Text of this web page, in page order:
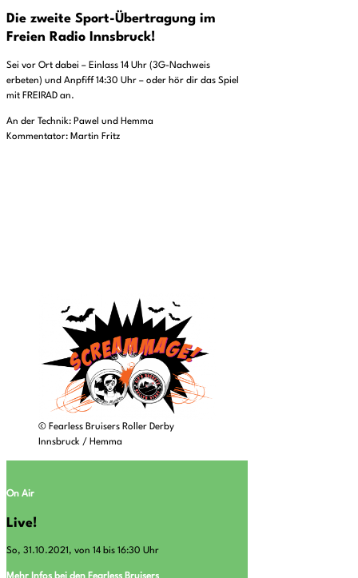
Die zweite Sport-Übertragung im
Freien Radio Innsbruck!
Sei vor Ort dabei – Einlass 14 Uhr (3G-Nachweis
erbeten) und Anpfiff 14:30 Uhr – oder hör dir das Spiel
mit FREIRAD an.
An der Technik: Pawel und Hemma
Kommentator: Martin Fritz
© Fearless Bruisers Roller Derby
Innsbruck / Hemma
On Air
Live!
So, 31.10.2021, von 14 bis 16:30 Uhr